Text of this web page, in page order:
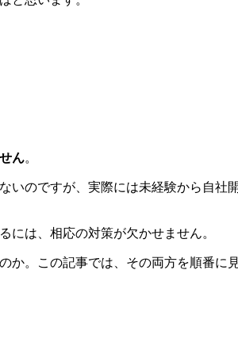
ん。
いのですが、実際には未経験から自社
には、相応の対策が欠かせません。
。この記事では、その両方を順番に